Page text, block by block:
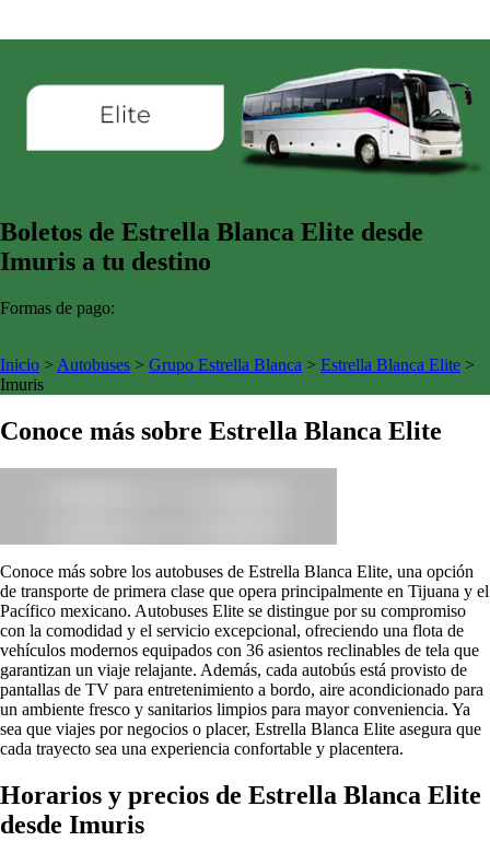
Boletos de Estrella Blanca Elite desde
Imuris a tu destino
Formas de pago:
Inicio > Autobuses > Grupo Estrella Blanca > Estrella Blanca Elite >
Imuris
Conoce más sobre Estrella Blanca Elite
Conoce más sobre los autobuses de Estrella Blanca Elite, una opción
de transporte de primera clase que opera principalmente en Tijuana y el
Pacífico mexicano. Autobuses Elite se distingue por su compromiso
con la comodidad y el servicio excepcional, ofreciendo una flota de
vehículos modernos equipados con 36 asientos reclinables de tela que
garantizan un viaje relajante. Además, cada autobús está provisto de
pantallas de TV para entretenimiento a bordo, aire acondicionado para
un ambiente fresco y sanitarios limpios para mayor conveniencia. Ya
sea que viajes por negocios o placer, Estrella Blanca Elite asegura que
cada trayecto sea una experiencia confortable y placentera.
Horarios y precios de Estrella Blanca Elite
desde Imuris